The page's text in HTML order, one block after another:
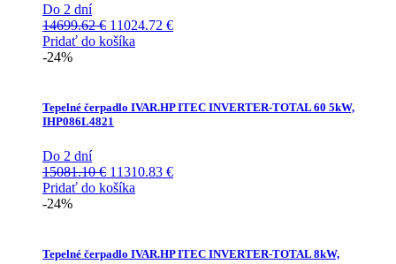
Do 2 dní
14699.62€ Pôvodná
cena
11024.72 €Aktuálna
Pridať do košíka
-24%
Tepelné čerpadlo IVAR.HP ITEC INVERTER-TOTAL 60 5kW,
IHP086L4821
Do 2 dní
15081.10€ Pôvodná
cena
11310.83 €Aktuálna
Pridať do košíka
-24%
Tepelné čerpadlo IVAR.HP ITEC INVERTER-TOTAL 8kW,